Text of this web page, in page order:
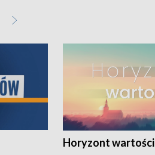
Horyzont wartości